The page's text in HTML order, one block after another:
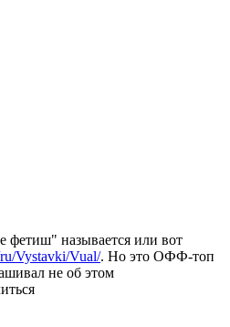
фетиш" называется или вот
Vystavki/Vual/. Но это ОФФ-топ
не об этом